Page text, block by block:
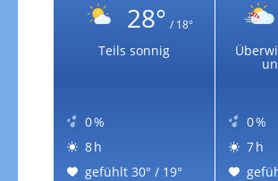
28° / 18°
Teils sonnig
0 %
8 h
gefühlt 30° / 19°
0 %
7 h
Zur